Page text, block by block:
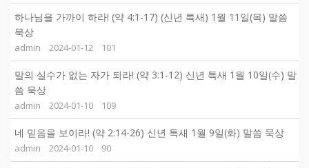
하나님을 가까이 하라! (약 4:1-17) (신년 특새) 1월 11일(목) 말씀
묵상
admin 2024-01-12 101
말의 실수가 없는 자가 되라! (약 3:1-12) 신년 특새 1월 10일(수) 말
씀 묵상
admin 2024-01-10 109
네 믿음을 보이라! (약 2:14-26) 신년 특새 1월 9일(화) 말씀 묵상
admin 2024-01-10 90